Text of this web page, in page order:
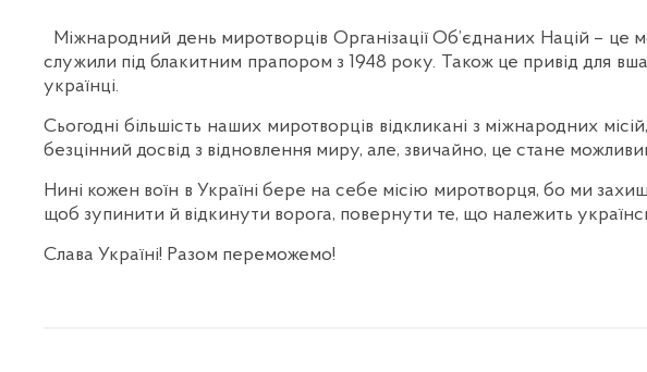
Міжнародний день миротворців Організації Об’єднаних Націй – це
служили під блакитним прапором з 1948 року. Також це привід для
українці.
Сьогодні більшість наших миротворців відкликані з міжнародних
безцінний досвід з відновлення миру, але, звичайно, це стане
Нині кожен воїн в Україні бере на себе місію миротворця, бо ми
щоб зупинити й відкинути ворога, повернути те, що належить
Слава Україні! Разом переможемо!